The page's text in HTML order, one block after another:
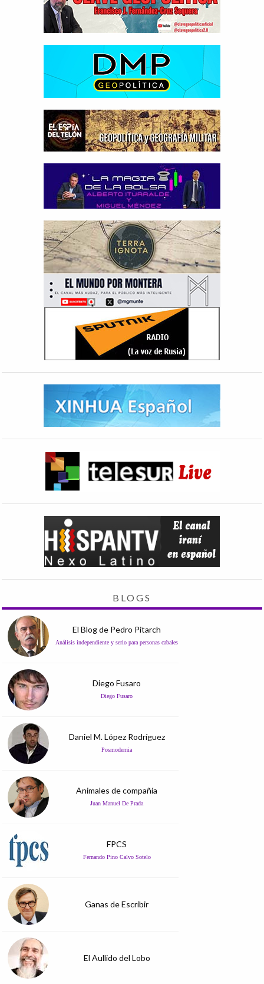
BLOGS
El Blog de Pedro Pitarch
Análisis independiente y serio para personas cabales
Diego Fusaro
Diego Fusaro
Daniel M. López Rodríguez
Posmodernia
Animales de compañía
Juan Manuel De Prada
FPCS
Fernando Pino Calvo Sotelo
Ganas de Escribir
El Aullido del Lobo